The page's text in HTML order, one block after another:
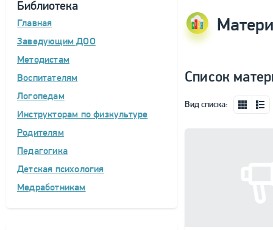
Библиотека
Главная
Заведующим ДОО
Методистам
Воспитателям
Логопедам
Инструкторам по физкультуре
Родителям
Педагогика
Детская психология
Медработникам
Список
Вид списка: